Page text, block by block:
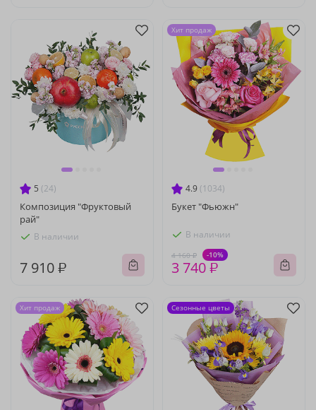
5 (24)
Композиция "Фруктовый
рай"
В наличии
7 910 ₽
4.9 (1034)
Букет "Фьюжн"
В наличии
4 160 ₽ -10%
3 740 ₽
Хит продаж
Хит продаж Сезонные цветы